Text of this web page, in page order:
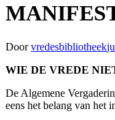
Doorvredesbibliotheek
WIE DE VREDE
De Algemene
eens het belang van het